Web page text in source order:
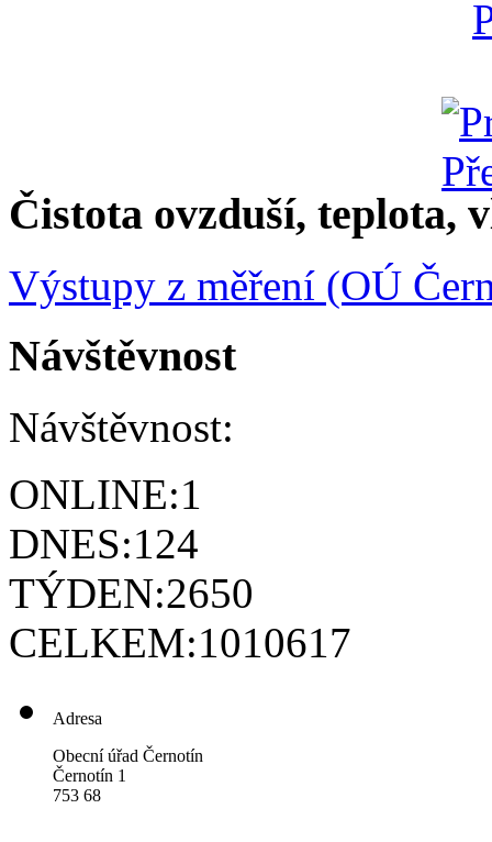
Čistota ovzduší, teplota,
Výstupy z měření (OÚ
Návštěvnost
Návštěvnost:
ONLINE:1
DNES:124
TÝDEN:2650
CELKEM:1010617
Adresa
Obecní úřad Černotín
Černotín 1
753 68